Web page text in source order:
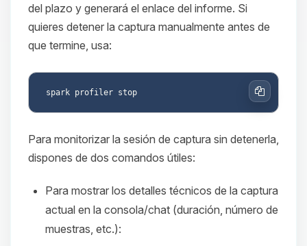
del plazo y generará el enlace del informe. Si
quieres detener la captura manualmente antes de
que termine, usa:
Copiar
Para monitorizar la sesión de captura sin detenerla,
dispones de dos comandos útiles:
Para mostrar los detalles técnicos de la captura
actual en la consola/chat (duración, número de
muestras, etc.):